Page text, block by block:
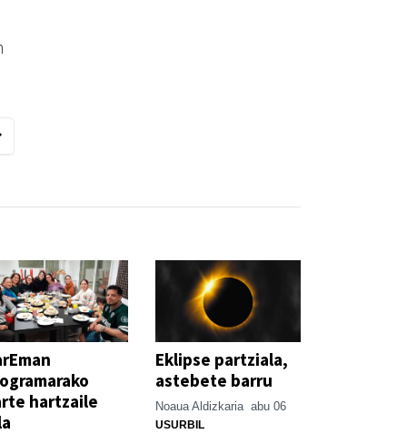
hartzaile
Eklipse partziala,
astebete barru
Noaua Aldizkaria abu 06
USURBIL